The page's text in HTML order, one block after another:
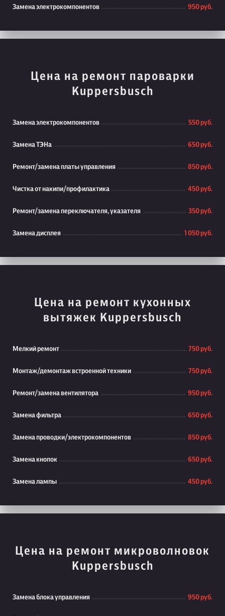
Замена электрокомпонентов 950 руб.
Цена на ремонт пароварки
Kuppersbusch
Замена электрокомпонентов 550 руб.
Замена ТЭНа 650 руб.
Ремонт/замена платы управления 850 руб.
Чистка от накипи/профилактика 450 руб.
Ремонт/замена переключателя, указателя 350 руб.
Замена дисплея 1 050 руб.
Цена на ремонт кухонных
вытяжек Kuppersbusch
Мелкий ремонт 750 руб.
Монтаж/демонтаж встроенной техники 750 руб.
Ремонт/замена вентилятора 950 руб.
Замена фильтра 650 руб.
Замена проводки/электрокомпонентов 850 руб.
Замена кнопок 650 руб.
Замена лампы 450 руб.
Цена на ремонт микроволновок
Kuppersbusch
Замена блока управления 950 руб.